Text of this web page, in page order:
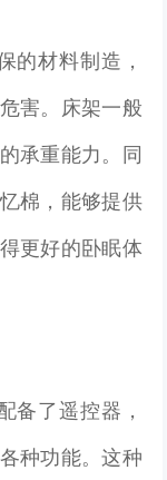
的材料制造，
害。床架一般
承重能力。同
棉，能够提供
更好的卧眠体
备了遥控器，
种功能。这种